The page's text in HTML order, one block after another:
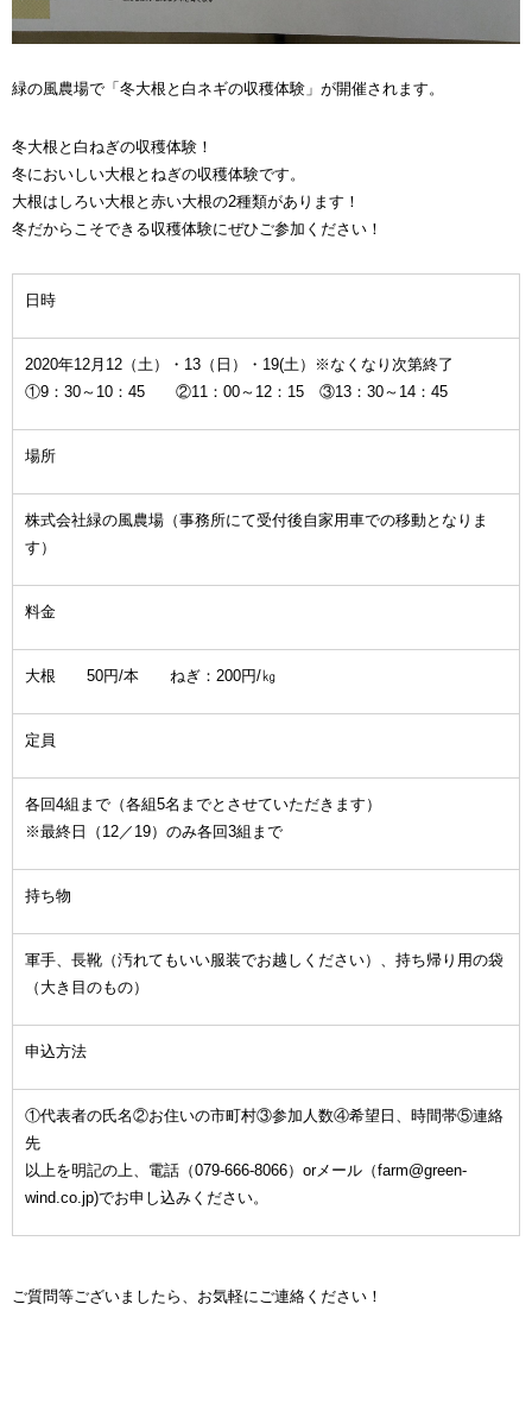
緑の風農場で「冬大根と白ネギの収穫体験」が開催されます。
冬大根と白ねぎの収穫体験！
冬においしい大根とねぎの収穫体験です。
大根はしろい大根と赤い大根の2種類があります！
冬だからこそできる収穫体験にぜひご参加ください！
日時
2020年12月12（土）・13（日）・19(土）※なくなり次第終了
①9：30～10：45 ②11：00～12：15 ③13：30～14：45
場所
株式会社緑の風農場（事務所にて受付後自家用車での移動となりま
す）
料金
大根 50円/本 ねぎ：200円/㎏
定員
各回4組まで（各組5名までとさせていただきます）
※最終日（12／19）のみ各回3組まで
持ち物
軍手、長靴（汚れてもいい服装でお越しください）、持ち帰り用の袋
（大き目のもの）
申込方法
①代表者の氏名②お住いの市町村③参加人数④希望日、時間帯⑤連絡
先
以上を明記の上、電話（079‐666‐8066）orメール（farm@green-
wind.co.jp)でお申し込みください。
ご質問等ございましたら、お気軽にご連絡ください！